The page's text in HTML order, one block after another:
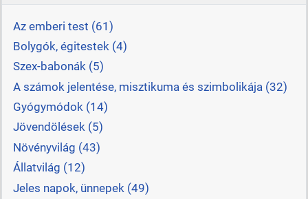
Az emberi test (61)
Bolygók, égitestek (4)
Szex-babonák (5)
A számok jelentése, misztikuma és szimbolikája (32)
Gyógymódok (14)
Jövendölések (5)
Növényvilág (43)
Állatvilág (12)
Jeles napok, ünnepek (49)